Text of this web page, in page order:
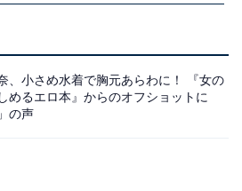
、小さめ水着で胸元あらわに！ 『女の
めるエロ本』からのオフショットに
の声